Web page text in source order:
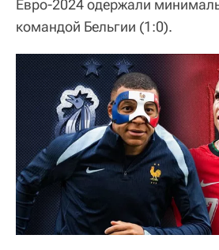
Евро-2024 одержали
командой Бельгии (1:0).